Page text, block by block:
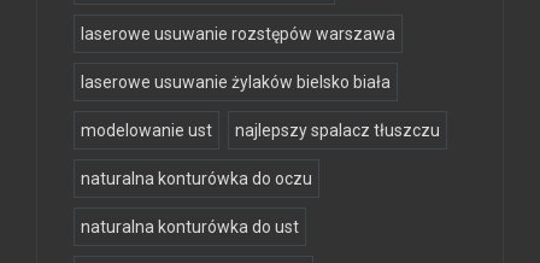
laserowe usuwanie rozstępów warszawa
laserowe usuwanie żylaków bielsko biała
modelowanie ust najlepszy spalacz tłuszczu
naturalna konturówka do oczu
naturalna konturówka do ust